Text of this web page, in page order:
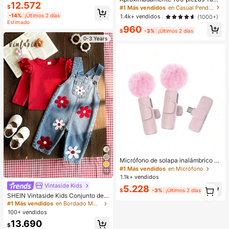
$12.572
-14% ¡Últimos 2 días
Estimado
0-3 Years
13
Vintaside Kids
SHEIN Vintaside Kids Conjunto de 2
piezas para bebé niño, niña y unise
x, 0-3 años, primavera y otoño, esti
lo dulce rojo con bordado floral, pan
talones largos de mezclilla, top de
#1 Más vendidos
en Bordado Monos para niñas
100+ vendidos
$13.690
nes de oído con forma de tapa de pl
ástico transparente para uso diario
de mujeres
#1 Más vendidos
en Casual Pendientes De Mujer
1.4k+ vendidos
(1000+)
$960 -3% ¡Últimos 2 días
Micrófono de solapa inalámbrico pr
ofesional con diseño USB-C, adecu
ado para teléfonos inteligentes y po
video, transmisión en vivo, entrevis
tas y vlogging, batería recargable d
#1 Más vendidos en Micrófono
1.1k+ vendidos
$5.228 -3% ¡Últimos 2 días
1
1